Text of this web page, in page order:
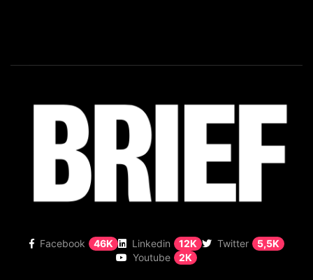
Facebook 46K Linkedin 12K Twitter
5,5K
Youtube
2K